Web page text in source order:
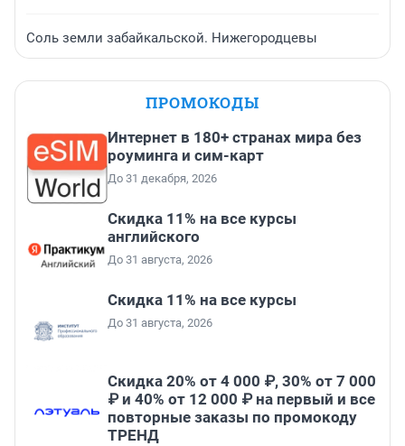
Соль земли забайкальской. Нижегородцевы
ПРОМОКОДЫ
Интернет в 180+ странах мира без
роуминга и сим-карт
До 31 декабря, 2026
Скидка 11% на все курсы
английского
До 31 августа, 2026
Скидка 11% на все курсы
До 31 августа, 2026
Скидка 20% от 4 000 ₽, 30% от 7 000
₽ и 40% от 12 000 ₽ на первый и все
повторные заказы по промокоду
ТРЕНД